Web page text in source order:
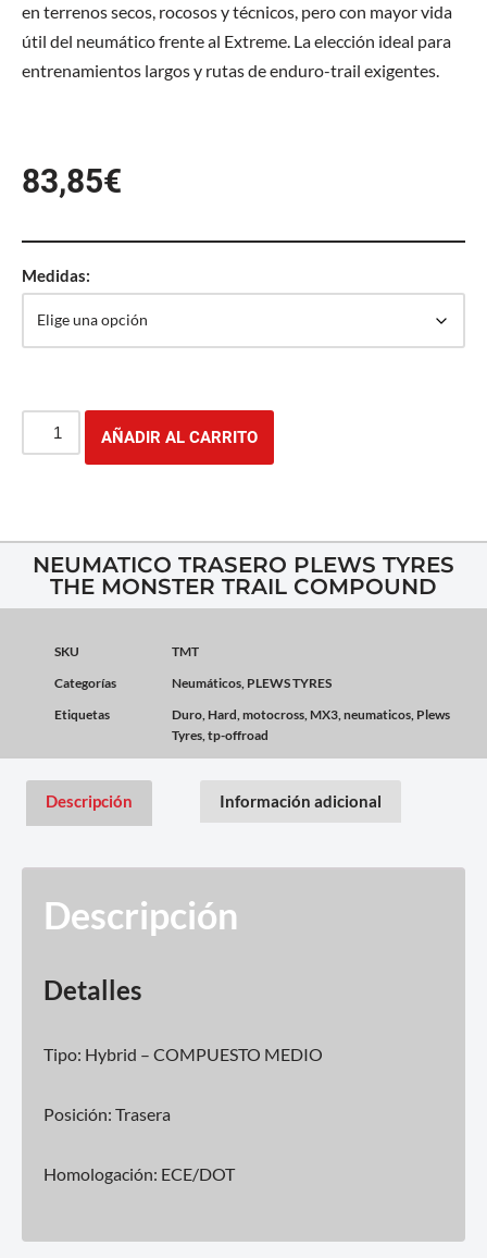
en terrenos secos, rocosos y técnicos, pero con mayor vida
útil del neumático frente al Extreme. La elección ideal para
entrenamientos largos y rutas de enduro-trail exigentes.
83,85€
Medidas:
AÑADIR AL CARRITO
NEUMATICO TRASERO PLEWS TYRES
THE MONSTER TRAIL COMPOUND
SKU
TMT
Categorías
Neumáticos, PLEWS TYRES
Etiquetas
Duro, Hard,motocross, MX3,neumaticos, Plews
Tyres,tp-offroad
Descripción Información adicional
Descripción
Detalles
Tipo: Hybrid – COMPUESTO MEDIO
Posición: Trasera
Homologación: ECE/DOT